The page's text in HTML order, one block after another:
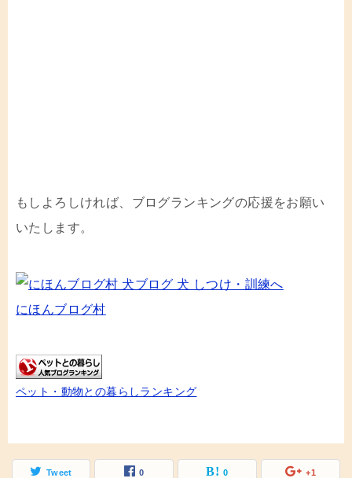
もしよろしければ、ブログランキングの応援をお願い
いたします。
にほんブログ村
ペット・動物との暮らしランキング
Tweet 0 0 +1